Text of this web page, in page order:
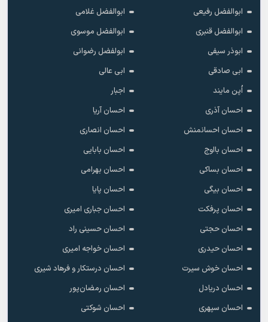
ابوالفضل رفیعی
ابوالفضل غلامی
ابوالفضل قنبری
ابوالفضل موسوی
ابوذر سیفی
ابولفضل رضوانی
ابی صادقی
ابی عالی
اُپن مایند
اجبار
احسان آذری
احسان آریا
احسان احسانمنش
احسان انصاری
احسان بااوج
احسان بابایی
احسان بساکی
احسان بهرامی
احسان بیگی
احسان پایا
احسان پرفکت
احسان جباری امیری
احسان حجتی
احسان حسینی راد
احسان حیدری
احسان خواجه امیری
احسان خوش سیرت
احسان درستکار و فرهاد شیرى
احسان دریادل
احسان رمضان‌پور
احسان سپهری
احسان شوکتی